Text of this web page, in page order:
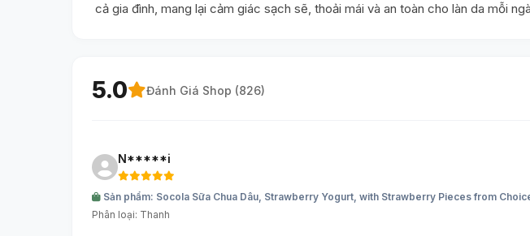
cả gia đình, mang lại cảm giác sạch sẽ, thoải mái và an toàn cho làn da mỗi
5.0 Đánh Giá Shop (826)
N*****i
Sản phẩm: Socola Sữa Chua Dâu, Strawberry Yogurt, with Strawberry Pieces from
Phân loại: Thanh